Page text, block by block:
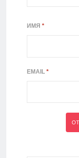
ИМЯ *
EMAIL *